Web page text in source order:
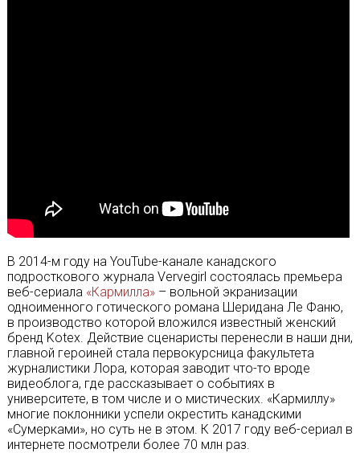
В 2014-м году на YouTube-канале канадского
подросткового журнала Vervegirl состоялась премьера
веб-сериала «Кармилла»– вольной экранизации
одноименного готического романа Шеридана Ле Фаню,
в производство которой вложился известный женский
бренд Kotex. Действие сценаристы перенесли в наши дни,
главной героиней стала первокурсница факультета
журналистики Лора, которая заводит что-то вроде
видеоблога, где рассказывает о событиях в
университете, в том числе и о мистических. «Кармиллу»
многие поклонники успели окрестить канадскими
«Сумерками», но суть не в этом. К 2017 году веб-сериал в
интернете посмотрели более 70 млн раз.